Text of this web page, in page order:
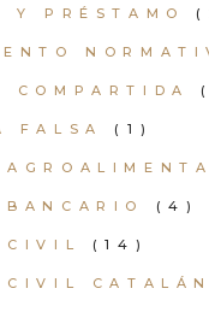
Y PRÉSTAMO
COMPARTIDA
FALSA (1)
BANCARIO (4)
CIVIL (14)
CIVIL CATALÁN